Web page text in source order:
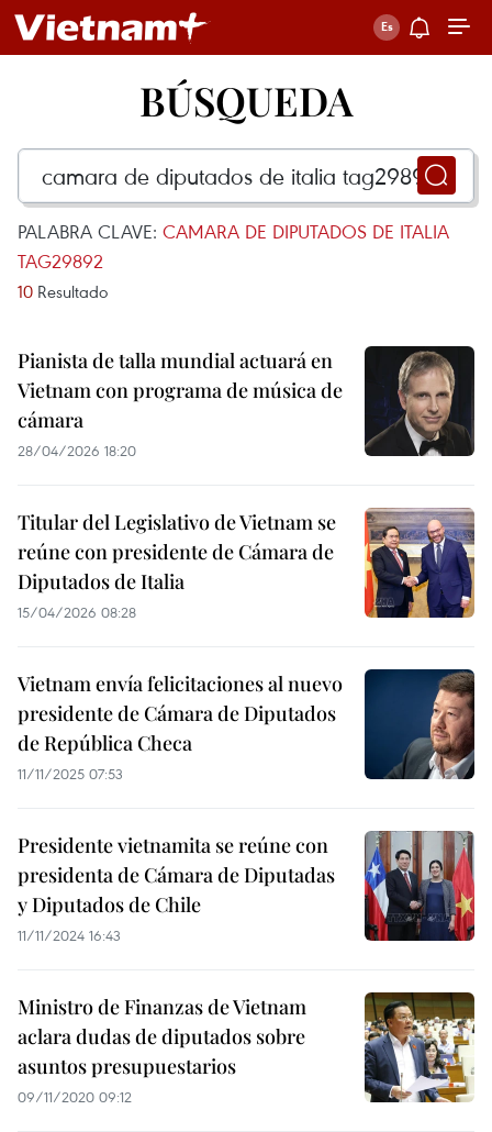
BÚSQUEDA
PALABRA CLAVE: CAMARA DE DIPUTADOS DE ITALIA
TAG29892
10 Resultado
Pianista de talla mundial actuará en
Vietnam con programa de música de
cámara
28/04/2026 18:20
Titular del Legislativo de Vietnam se
reúne con presidente de Cámara de
Diputados de Italia
15/04/2026 08:28
Vietnam envía felicitaciones al nuevo
presidente de Cámara de Diputados
de República Checa
11/11/2025 07:53
Presidente vietnamita se reúne con
presidenta de Cámara de Diputadas
y Diputados de Chile
11/11/2024 16:43
Ministro de Finanzas de Vietnam
aclara dudas de diputados sobre
asuntos presupuestarios
09/11/2020 09:12